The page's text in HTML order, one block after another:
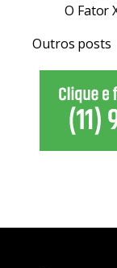
O Fator
Outros posts